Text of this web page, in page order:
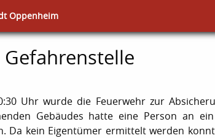
Oppenheim
Uhr wurde die Feuerwehr zur
Gebäudes hatte eine Person an
Da kein Eigentümer ermittelt werden